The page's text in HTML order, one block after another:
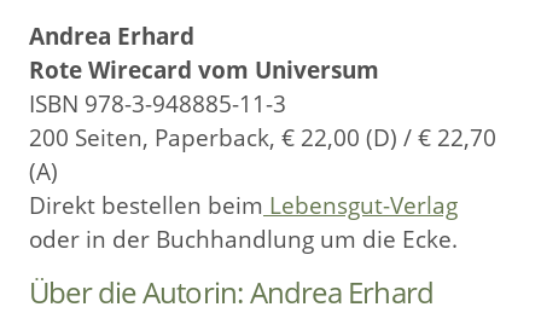
Andrea Erhard
Rote Wirecard vom Universum
ISBN 978-3-948885-11-3
200 Seiten, Paperback, € 22,00 (D) / € 22,70
(A)
Direkt bestellen beim Lebensgut-Verlag
oder in der Buchhandlung um die Ecke.
Über die Autorin: Andrea Erhard